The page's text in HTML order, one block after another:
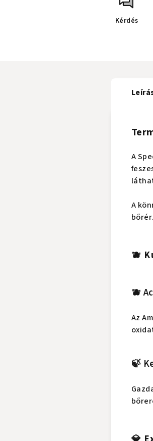
Kérdés
A
A
🫐
🫐
Az
🍃